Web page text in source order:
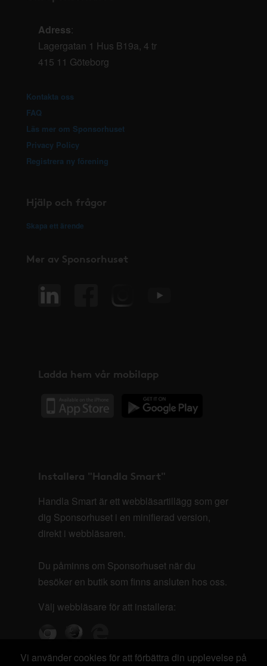
Adress:
Lagergatan 1 Hus B19a, 4 tr
415 11 Göteborg
Kontakta oss
FAQ
Läs mer om Sponsorhuset
Privacy Policy
Registrera ny förening
Hjälp och frågor
Skapa ett ärende
Mer av Sponsorhuset
Ladda hem vår mobilapp
Installera "Handla Smart"
Handla Smart är ett webbläsartillägg som ger
dig Sponsorhuset i en minifierad version,
direkt i webbläsaren.
Du påminns om Sponsorhuset när du
besöker en butik som finns ansluten hos oss.
Välj webbläsare för att installera:
Vi använder cookies för att förbättra din upplevelse på